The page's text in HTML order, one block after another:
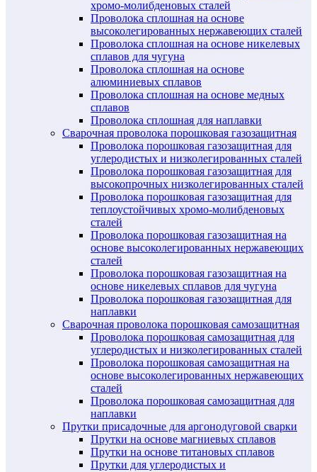
хромо-молибденовых сталей
Проволока сплошная на основе
высоколегированных нержавеющих сталей
Проволока сплошная на основе никелевых
сплавов для чугуна
Проволока сплошная на основе
алюминиевых сплавов
Проволока сплошная на основе медных
сплавов
Проволока сплошная для наплавки
Сварочная проволока порошковая газозащитная
Проволока порошковая газозащитная для
углеродистых и низколегированных сталей
Проволока порошковая газозащитная для
высокопрочных низколегированных сталей
Проволока порошковая газозащитная для
теплоустойчивых хромо-молибденовых
сталей
Проволока порошковая газозащитная на
основе высоколегированных нержавеющих
сталей
Проволока порошковая газозащитная на
основе никелевых сплавов для чугуна
Проволока порошковая газозащитная для
наплавки
Сварочная проволока порошковая самозащитная
Проволока порошковая самозащитная для
углеродистых и низколегированных сталей
Проволока порошковая самозащитная на
основе высоколегированных нержавеющих
сталей
Проволока порошковая самозащитная для
наплавки
Прутки присадочные для аргонодуговой сварки
Прутки на основе магниевых сплавов
Прутки на основе титановых сплавов
Прутки для углеродистых и